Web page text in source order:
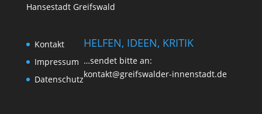
Han­se­stadt Greifswald
Kon­takt
Impres­sum
Daten­schutz
HELFEN, IDEEN, KRITIK
…sen­det bit­te an:
kontakt@greifswalder-innenstadt.de